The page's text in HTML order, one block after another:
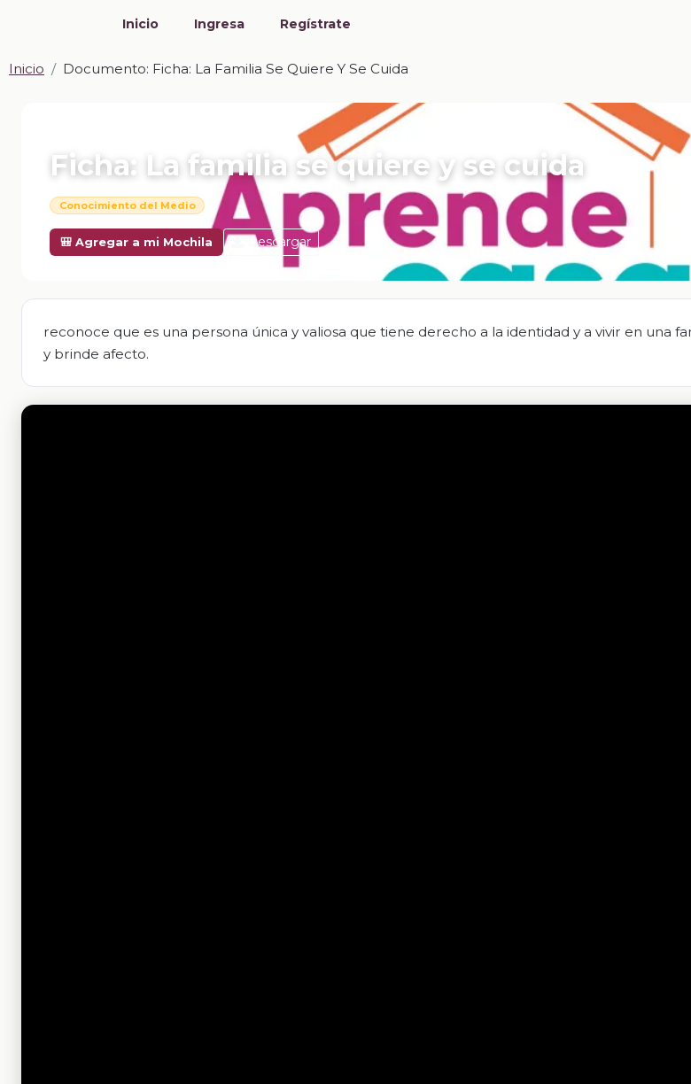
Inicio Ingresa Regístrate
Inicio Documento: Ficha: La Familia Se Quiere Y Se Cuida
Ficha: La familia se quiere y se cuida
Conocimiento del Medio
🎒 Agregar a mi Mochila Descargar
reconoce que es una persona única y valiosa que tiene derecho a la identidad y a vivir en una
y brinde afecto.